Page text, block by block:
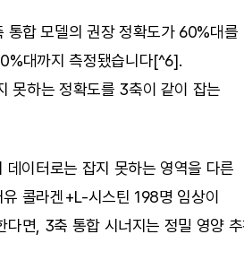
합 모델의 권장 정확도가 60%대를
대까지 측정됐습니다[^6].
못하는 정확도를 3축이 같이 잡는
이터로는 잡지 못하는 영역을 다른
콜라겐+L-시스틴 198명 임상이
면, 3축 통합 시너지는 정밀 영양 추